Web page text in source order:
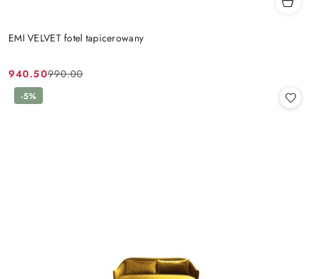
EMI VELVET fotel tapicerowany
Cena
promocyjna:
940.50
Cena
przed
990.00
-5%